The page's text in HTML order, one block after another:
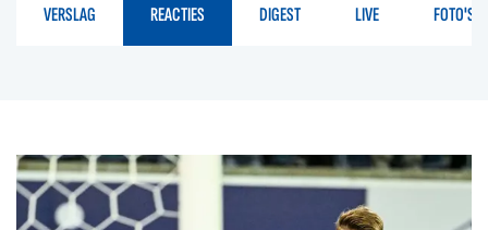
VERSLAG REACTIES DIGEST LIVE FOTO'S